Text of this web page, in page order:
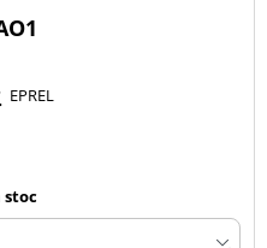
EPREL
stoc